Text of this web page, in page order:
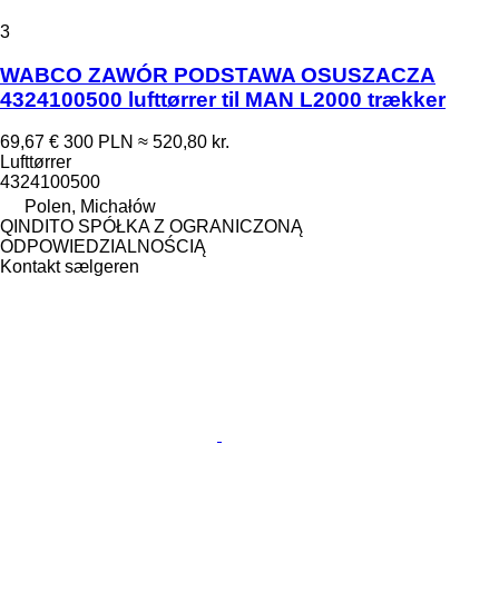
3
WABCO ZAWÓR PODSTAWA OSUSZACZA
4324100500 lufttørrer til MAN L2000 trækker
69,67 € 300 PLN ≈ 520,80 kr.
Lufttørrer
4324100500
Polen, Michałów
QINDITO SPÓŁKA Z OGRANICZONĄ
ODPOWIEDZIALNOŚCIĄ
Kontakt sælgeren